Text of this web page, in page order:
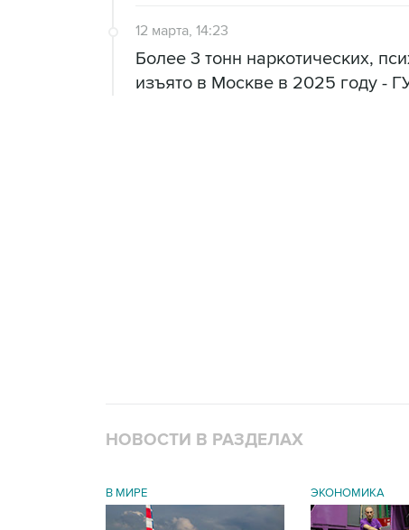
12 марта, 14:23
Более 3 тонн наркотических,
изъято в Москве в 2025 году -
НОВОСТИ В РАЗДЕЛАХ
В МИРЕ ЭКОНОМИКА